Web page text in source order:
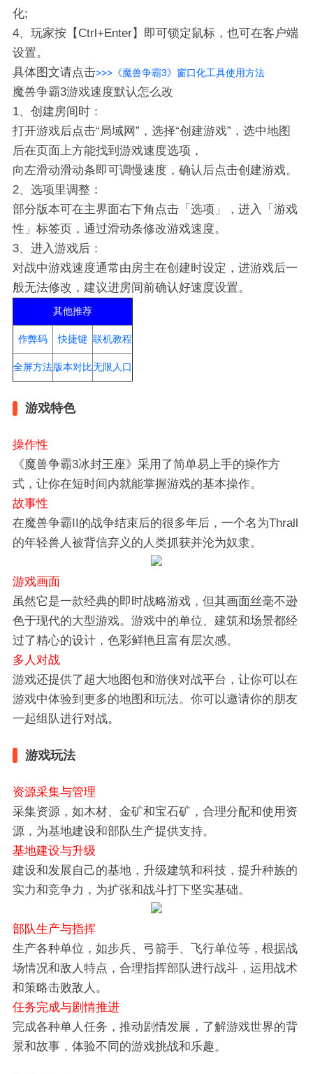
化;
4、玩家按【Ctrl+Enter】即可锁定鼠标，也可在客户端
设置。
具体图文请点击>>>《魔兽争霸3》窗口化工具使用方法
魔兽争霸3游戏速度默认怎么改
1、创建房间时：
打开游戏后点击“局域网”，选择“创建游戏”，选中地图
后在页面上方能找到游戏速度选项，‌
向左滑动滑动条‌即可调慢速度，确认后点击创建游戏。‌‌‌
2、选项里调整：
部分版本可在主界面右下角点击「选项」，进入「游戏
性」标签页，通过滑动条修改游戏速度。‌‌‌
3、进入游戏后：
对战中游戏速度通常由房主在创建时设定，‌进游戏后一
般无法修改‌，建议进房间前确认好速度设置。‌‌‌
其他推荐
作弊码 快捷键 联机教程
全屏方法版本对比无限人口
游戏特色
操作性
《魔兽争霸3冰封王座》采用了简单易上手的操作方
式，让你在短时间内就能掌握游戏的基本操作。
故事性
在魔兽争霸II的战争结束后的很多年后，一个名为Thrall
的年轻兽人被背信弃义的人类抓获并沦为奴隶。
游戏画面
虽然它是一款经典的即时战略游戏，但其画面丝毫不逊
色于现代的大型游戏。游戏中的单位、建筑和场景都经
过了精心的设计，色彩鲜艳且富有层次感。
多人对战
游戏还提供了超大地图包和游侠对战平台，让你可以在
游戏中体验到更多的地图和玩法。你可以邀请你的朋友
一起组队进行对战。
游戏玩法
资源采集与管理
采集资源，如木材、金矿和宝石矿，合理分配和使用资
源，为基地建设和部队生产提供支持。
基地建设与升级
建设和发展自己的基地，升级建筑和科技，提升种族的
实力和竞争力，为扩张和战斗打下坚实基础。
部队生产与指挥
生产各种单位，如步兵、弓箭手、飞行单位等，根据战
场情况和敌人特点，合理指挥部队进行战斗，运用战术
和策略击败敌人。
任务完成与剧情推进
完成各种单人任务，推动剧情发展，了解游戏世界的背
景和故事，体验不同的游戏挑战和乐趣。